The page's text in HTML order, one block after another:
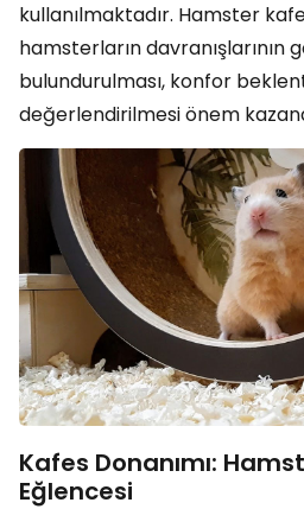
kullanılmaktadır. Hamster
hamsterların davranışlarının
bulundurulması, konfor
değerlendirilmesi önem
Kafes Donanımı:
Eğlencesi